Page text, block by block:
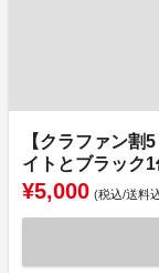
【クラファン割
イトとブラック1
¥5,000 (税込/送料